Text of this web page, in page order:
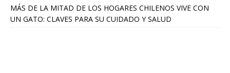
MÁS DE LA MITAD DE LOS HOGARES CHILENOS VIVE CON
UN GATO: CLAVES PARA SU CUIDADO Y SALUD